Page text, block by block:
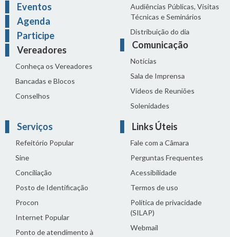
Eventos
Agenda
Participe
Vereadores
Conheça os Vereadores
Bancadas e Blocos
Conselhos
Audiências Públicas, Visitas
Técnicas e Seminários
Distribuição do dia
Comunicação
Notícias
Sala de Imprensa
Vídeos de Reuniões
Solenidades
Serviços
Refeitório Popular
Sine
Conciliação
Posto de Identificação
Procon
Internet Popular
Ponto de atendimento à
Links Úteis
Fale com a Câmara
Perguntas Frequentes
Acessibilidade
Termos de uso
Política de privacidade
(SILAP)
Webmail